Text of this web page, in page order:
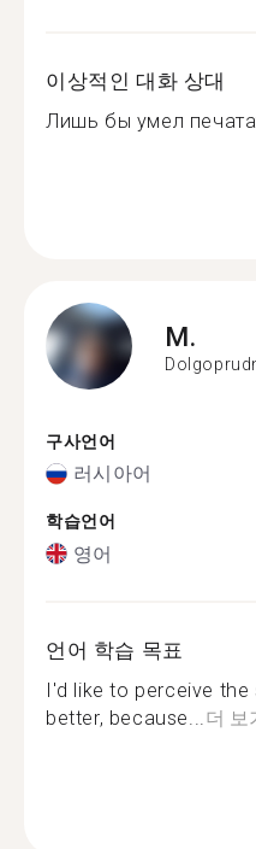
이상적인 대화 상대
Лишь бы умел
M.
구사언어
러시아어
학습언어
영어
언어 학습 목표
I'd like to perceive
better, because... 더 보